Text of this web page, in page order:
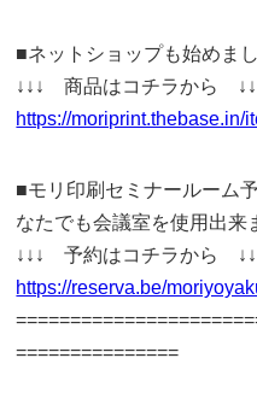
■ネットショップも始めまし
↓↓↓ 商品はコチラから
https://moriprint.thebase.in/
■モリ印刷セミナールーム
なたでも会議室を使用出来
↓↓↓ 予約はコチラから
https://reserva.be/
===============